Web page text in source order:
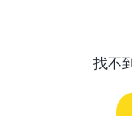
找不